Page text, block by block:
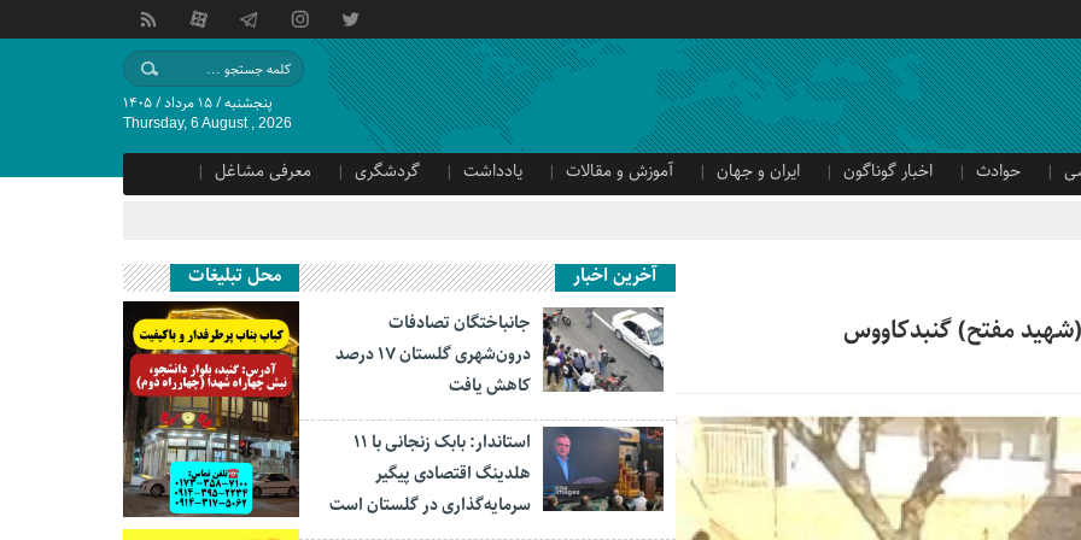
پنجشنبه / ۱۵ مرداد / ۱۴۰۵
Thursday, 6 August , 2026
حوادث اخبار گوناگون ایران و جهان آموزش و مقالات یادداشت گردشگری
معرفی مشاغل
مفتح) گنبدکاووس
آخرین اخبار
جانباختگان تصادفات
درون‌شهری گلستان ۱۷ درصد
کاهش یافت
استاندار: بابک زنجانی با ۱۱
هلدینگ اقتصادی پیگیر
سرمایه‌گذاری در گلستان است
محل تبلیغات